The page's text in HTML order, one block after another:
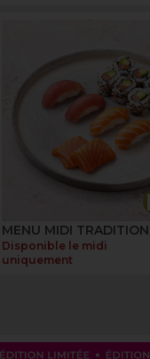
MENU MIDI TRADITION
Disponible le midi
uniquement